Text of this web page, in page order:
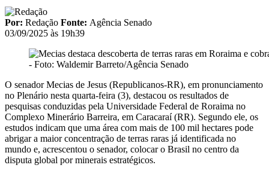
Por: Redação Fonte: Agência Senado
03/09/2025 às 19h39
- Foto: Waldemir Barreto/Agência Senado
O senador Mecias de Jesus (Republicanos-RR), em pronunciamento
no Plenário nesta quarta-feira (3), destacou os resultados de
pesquisas conduzidas pela Universidade Federal de Roraima no
Complexo Minerário Barreira, em Caracaraí (RR). Segundo ele, os
estudos indicam que uma área com mais de 100 mil hectares pode
abrigar a maior concentração de terras raras já identificada no
mundo e, acrescentou o senador, colocar o Brasil no centro da
disputa global por minerais estratégicos.